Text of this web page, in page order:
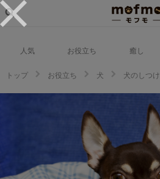
人気 お役立ち 癒し
トップ お役立ち 犬 犬のしつけ